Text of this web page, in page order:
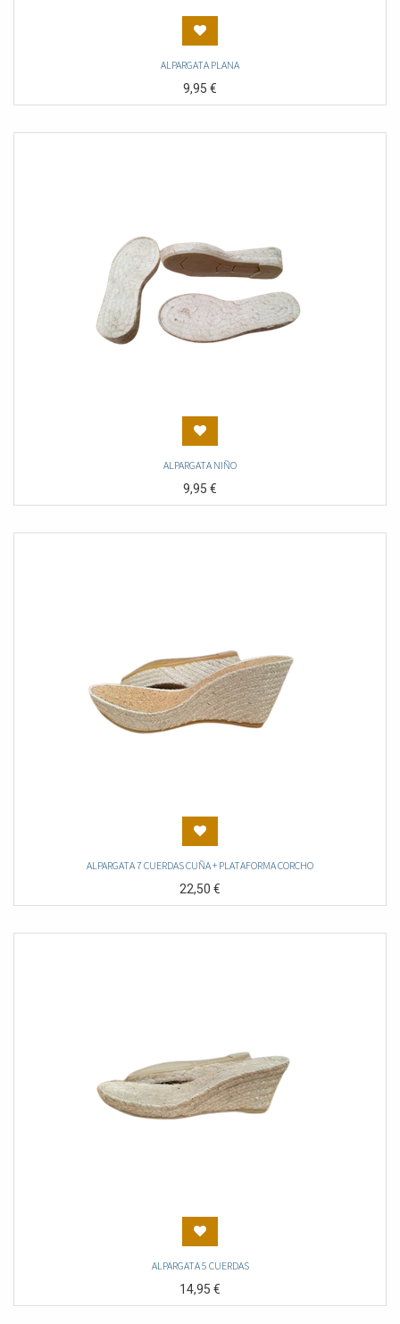
ALPARGATA PLANA
9,95€
ALPARGATA NIÑO
9,95€
ALPARGATA 7 CUERDAS CUÑA + PLATAFORMA CORCHO
22,50€
ALPARGATA 5 CUERDAS
14,95€